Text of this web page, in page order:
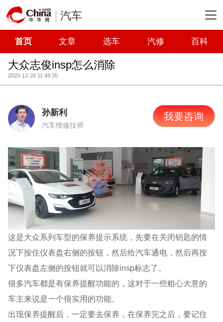
汽车
首页 文章 选车 汽修 百科
大众志俊insp怎么消除
2020-12-26 11:49:35
孙新利
汽车维修技师
我要咨询
这是大众系列车型的保养提示系统，先要在关闭钥匙的情
况下按住仪表盘右侧的按钮，然后给汽车通电，然后再按
下仪表盘左侧的按钮就可以消除insp标志了。
很多汽车都是有保养提醒功能的，这对于一些粗心大意的
车主来说是一个很实用的功能。
出现保养提醒后，一定要去保养，在保养完之后，要记住